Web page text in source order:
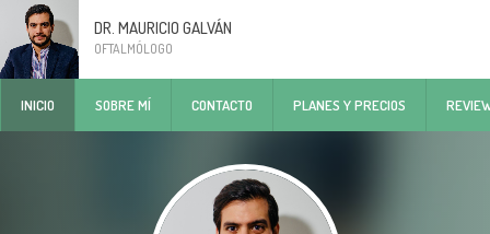
DR. MAURICIO GALVÁN
OFTALMÓLOGO
INICIO SOBRE MÍ CONTACTO PLANES Y PRECIOS